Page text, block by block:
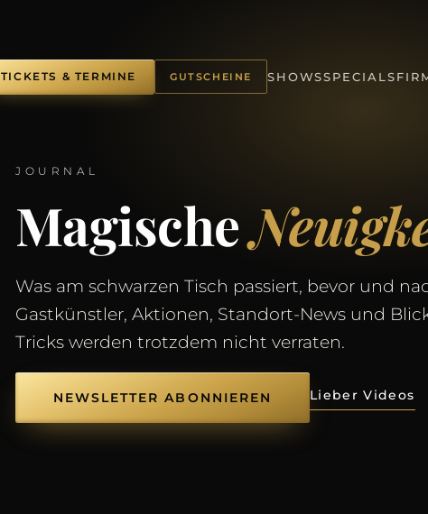
TICKETS & TERMINE GUTSCHEINE SHOWSSPECIALS
JOURNAL
Magische
Was am schwarzen Tisch passiert, bevor und
Gastkünstler, Aktionen, Standort-News und
Tricks werden trotzdem nicht verraten.
NEWSLETTER ABONNIEREN Lieber Videos